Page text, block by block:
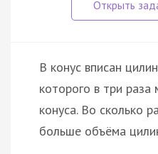
В конус вписан
которого в три
конуса. Во сколько
больше объёма